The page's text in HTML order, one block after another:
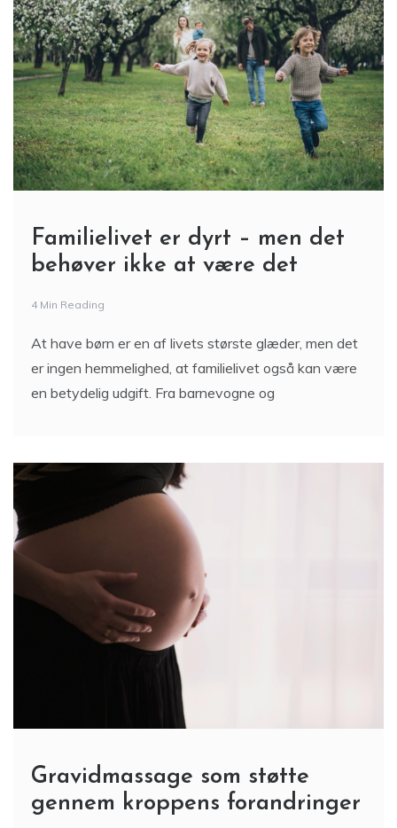
Familielivet er dyrt – men det
behøver ikke at være det
4 Min Reading
At have børn er en af livets største glæder, men det
er ingen hemmelighed, at familielivet også kan være
en betydelig udgift. Fra barnevogne og
Gravidmassage som støtte
gennem kroppens forandringer